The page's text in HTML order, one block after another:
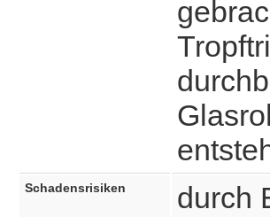
Schadensrisiken durch